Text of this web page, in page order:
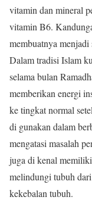
vitamin dan mineral
vitamin B6.
membuatnya
Dalam tradisi Islam
selama bulan
memberikan energi
ke tingkat normal
di gunakan dalam
mengatasi masalah
juga di kenal
melindungi tubuh
kekebalan tubuh.